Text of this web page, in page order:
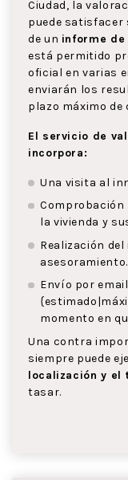
Ciudad, la
puede satisfacer
de un informe
está permitido
oficial en varias
enviarán los
plazo máximo
El servicio de
incorpora:
Una visita al
la vivienda y
Realización
asesoramiento.
Envío por
momento en
Una contra
siempre puede
localización y el
tasar.